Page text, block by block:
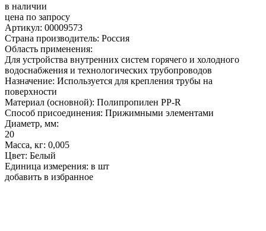
в наличии
цена по запросу
Артикул: 00009573
Страна производитель: Россия
Область применения:
Для устройства внутренних систем горячего и холодного
водоснабжения и технологических трубопроводов
Назначение: Используется для крепления трубы на
поверхности
Материал (основной): Полипропилен PP-R
Способ присоединения: Прижимными элементами
Диаметр, мм:
20
Масса, кг: 0,005
Цвет: Белый
Единица измерения: в шт
добавить в избранное